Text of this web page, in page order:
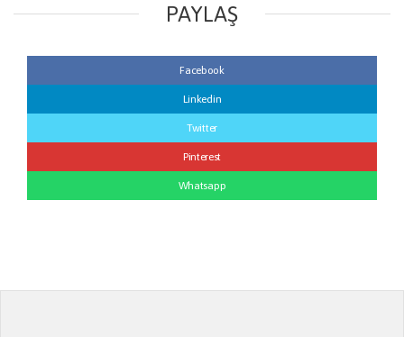
PAYLAŞ
Facebook
Linkedin
Twitter
Pinterest
Whatsapp